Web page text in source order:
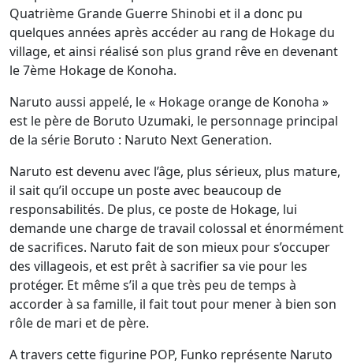
Quatrième Grande Guerre Shinobi et il a donc pu
quelques années après accéder au rang de Hokage du
village, et ainsi réalisé son plus grand rêve en devenant
le 7ème Hokage de Konoha.
Naruto aussi appelé, le « Hokage orange de Konoha »
est le père de Boruto Uzumaki, le personnage principal
de la série Boruto : Naruto Next Generation.
Naruto est devenu avec l’âge, plus sérieux, plus mature,
il sait qu’il occupe un poste avec beaucoup de
responsabilités. De plus, ce poste de Hokage, lui
demande une charge de travail colossal et énormément
de sacrifices. Naruto fait de son mieux pour s’occuper
des villageois, et est prêt à sacrifier sa vie pour les
protéger. Et même s’il a que très peu de temps à
accorder à sa famille, il fait tout pour mener à bien son
rôle de mari et de père.
A travers cette figurine POP, Funko représente Naruto